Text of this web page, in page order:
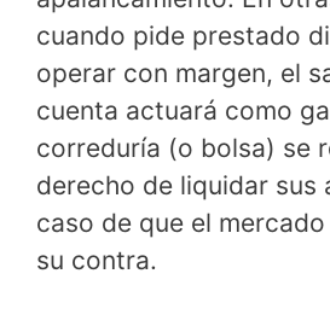
cuando pide prestado
operar con margen, el
cuenta actuará como
correduría (o bolsa) se
derecho de liquidar sus
caso de que el
su contra.